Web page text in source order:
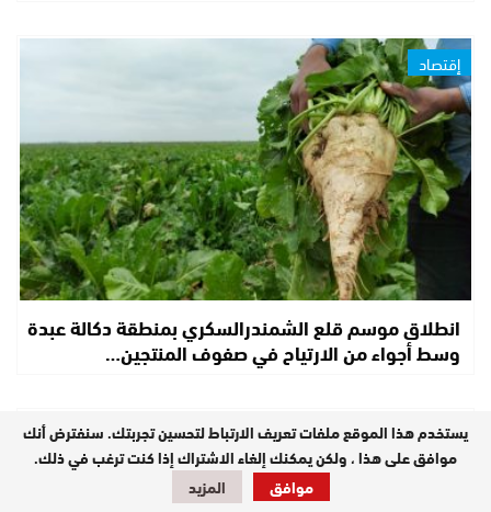
إقتصاد
انطلاق موسم قلع الشمندرالسكري بمنطقة دكالة عبدة
وسط أجواء من الارتياح في صفوف المنتجين…
جهات
يستخدم هذا الموقع ملفات تعريف الارتباط لتحسين تجربتك. سنفترض أنك
موافق على هذا ، ولكن يمكنك إلغاء الاشتراك إذا كنت ترغب في ذلك.
موافق
المزيد